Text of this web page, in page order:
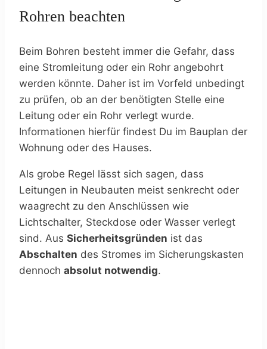
Rohren beachten
Beim Bohren besteht immer die Gefahr, dass
eine Stromleitung oder ein Rohr angebohrt
werden könnte. Daher ist im Vorfeld unbedingt
zu prüfen, ob an der benötigten Stelle eine
Leitung oder ein Rohr verlegt wurde.
Informationen hierfür findest Du im Bauplan der
Wohnung oder des Hauses.
Als grobe Regel lässt sich sagen, dass
Leitungen in Neubauten meist senkrecht oder
waagrecht zu den Anschlüssen wie
Lichtschalter, Steckdose oder Wasser verlegt
sind. Aus Sicherheitsgründen ist das
Abschalten des Stromes im Sicherungskasten
dennoch absolut notwendig.